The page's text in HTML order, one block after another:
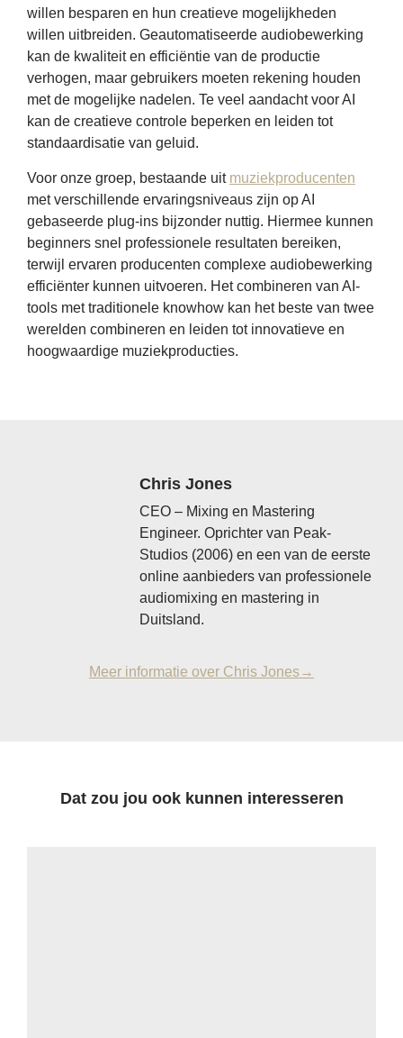
willen besparen en hun creatieve mogelijkheden
willen uitbreiden. Geautomatiseerde audiobewerking
kan de kwaliteit en efficiëntie van de productie
verhogen, maar gebruikers moeten rekening houden
met de mogelijke nadelen. Te veel aandacht voor AI
kan de creatieve controle beperken en leiden tot
standaardisatie van geluid.
Voor onze groep, bestaande uit muziekproducenten
met verschillende ervaringsniveaus zijn op AI
gebaseerde plug-ins bijzonder nuttig. Hiermee kunnen
beginners snel professionele resultaten bereiken,
terwijl ervaren producenten complexe audiobewerking
efficiënter kunnen uitvoeren. Het combineren van AI-
tools met traditionele knowhow kan het beste van twee
werelden combineren en leiden tot innovatieve en
hoogwaardige muziekproducties.
Chris Jones
CEO – Mixing en Mastering
Engineer. Oprichter van Peak-
Studios (2006) en een van de eerste
online aanbieders van professionele
audiomixing en mastering in
Duitsland.
Meer informatie over Chris Jones→
Dat zou jou ook kunnen interesseren